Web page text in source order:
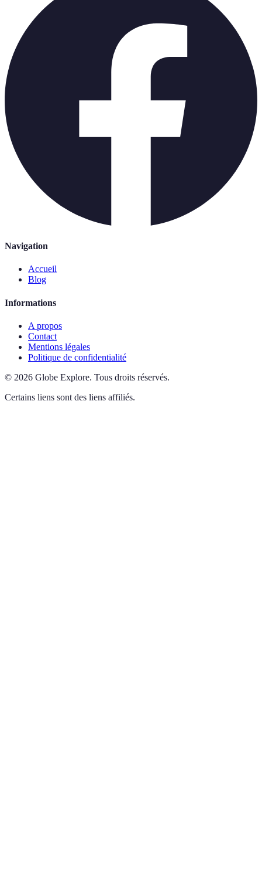
Navigation
Accueil
Blog
Informations
A propos
Contact
Mentions légales
Politique de confidentialité
© 2026 Globe Explore. Tous droits réservés.
Certains liens sont des liens affiliés.